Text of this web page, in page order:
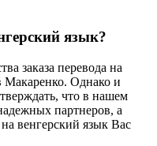
язык?
заказа перевода на
Макаренко. Однако и
что в нашем
партнеров, а
венгерский язык Вас